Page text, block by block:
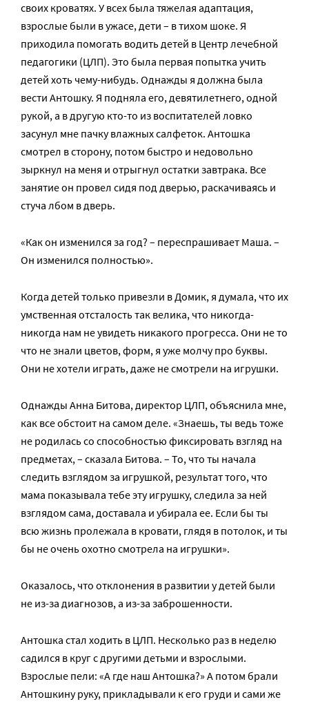
своих кроватях. У всех была тяжелая адаптация,
взрослые были в ужасе, дети – в тихом шоке. Я
приходила помогать водить детей в Центр лечебной
педагогики (ЦЛП). Это была первая попытка учить
детей хоть чему-нибудь. Однажды я должна была
вести Антошку. Я подняла его, девятилетнего, одной
рукой, а в другую кто-то из воспитателей ловко
засунул мне пачку влажных салфеток. Антошка
смотрел в сторону, потом быстро и недовольно
зыркнул на меня и отрыгнул остатки завтрака. Все
занятие он провел сидя под дверью, раскачиваясь и
стуча лбом в дверь.
«Как он изменился за год? – переспрашивает Маша. –
Он изменился полностью».
Когда детей только привезли в Домик, я думала, что их
умственная отсталость так велика, что никогда-
никогда нам не увидеть никакого прогресса. Они не то
что не знали цветов, форм, я уже молчу про буквы.
Они не хотели играть, даже не смотрели на игрушки.
Однажды Анна Битова, директор ЦЛП, объяснила мне,
как все обстоит на самом деле. «Знаешь, ты ведь тоже
не родилась со способностью фиксировать взгляд на
предметах, – сказала Битова. – То, что ты начала
следить взглядом за игрушкой, результат того, что
мама показывала тебе эту игрушку, следила за ней
взглядом сама, доставала и убирала ее. Если бы ты
всю жизнь пролежала в кровати, глядя в потолок, и ты
бы не очень охотно смотрела на игрушки».
Оказалось, что отклонения в развитии у детей были
не из-за диагнозов, а из-за заброшенности.
Антошка стал ходить в ЦЛП. Несколько раз в неделю
садился в круг с другими детьми и взрослыми.
Взрослые пели: «А где наш Антошка?» А потом брали
Антошкину руку, прикладывали к его груди и сами же